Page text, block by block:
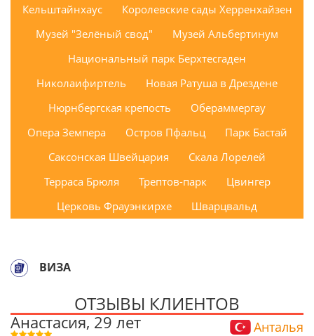
Кельштайнхаус
Королевские сады Херренхайзен
Музей "Зелёный свод"
Музей Альбертинум
Национальный парк Берхтесгаден
Николаифиртель
Новая Ратуша в Дрездене
Нюрнбергская крепость
Обераммергау
Опера Земпера
Остров Пфальц
Парк Бастай
Саксонская Швейцария
Скала Лорелей
Терраса Брюля
Трептов-парк
Цвингер
Церковь Фрауэнкирхе
Шварцвальд
ВИЗА
ОТЗЫВЫ КЛИЕНТОВ
Анастасия, 29 лет Анталья